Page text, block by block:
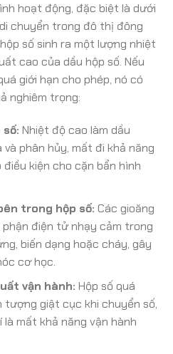
hoạt động, đặc biệt là dưới
chuyển trong đô thị đông
số sinh ra một lượng nhiệt
cao của dầu hộp số. Nếu
giới hạn cho phép, nó có
nghiêm trọng:
Nhiệt độ cao làm dầu
phân hủy, mất đi khả năng
kiện cho cặn bẩn hình
trong hộp số: Các gioăng
điện tử nhạy cảm trong
biến dạng hoặc cháy, gây
cơ học.
vận hành: Hộp số quá
giật cục khi chuyển số,
mất khả năng vận hành